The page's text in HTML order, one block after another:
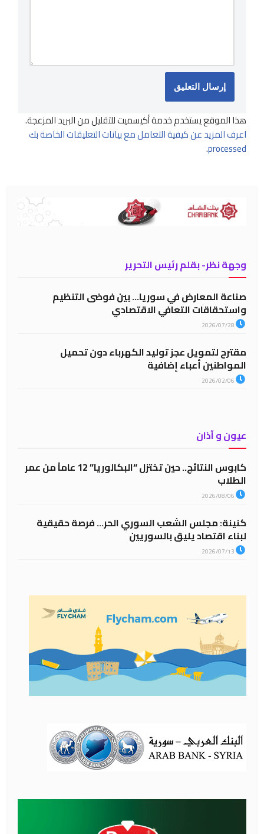
هذا الموقع يستخدم خدمة أكيسميت للتقليل من البريد المزعجة.
اعرف المزيد عن كيفية التعامل مع بيانات التعليقات الخاصة بك
processed
.
وجهة نظر- بقلم رئيس التحرير
صناعة المعارض في سوريا… بين فوضى التنظيم
واستحقاقات التعافي الاقتصادي
مقترح لتمويل عجز توليد الكهرباء دون تحميل
المواطنين أعباء إضافية
عيون و آذان
كابوس النتائج.. حين تختزل “البكالوريا” 12 عاماً من عمر
الطلاب
كنينة: مجلس الشعب السوري الحر… فرصة حقيقية
لبناء اقتصاد يليق بالسوريين